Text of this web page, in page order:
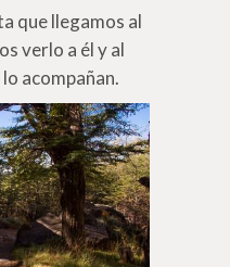
que llegamos al
verlo a él y al
acompañan.